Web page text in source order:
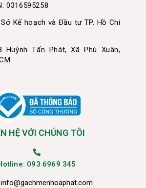
0316595258
Kế hoạch và Đầu tư TP. Hồ Chí
Huỳnh Tấn Phát, Xã Phú Xuân,
HỆ VỚI CHÚNG TÔI
093 6969 345
info@gachmenhoaphat.com